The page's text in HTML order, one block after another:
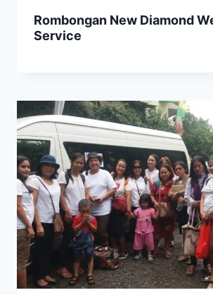
Rombongan New Diamond
Service